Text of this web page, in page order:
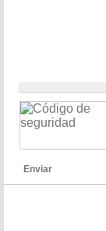
Enviar